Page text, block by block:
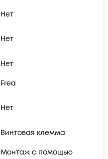
Нет
Нет
Нет
Frea
Нет
Винтовая клемма
Монтаж с помощью